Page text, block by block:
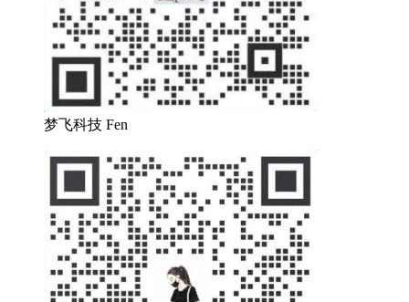
梦飞科技 Fen